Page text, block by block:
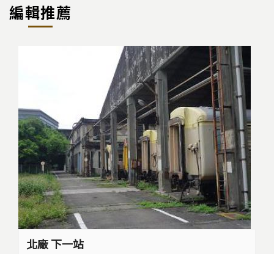
編輯推薦
北廠 下一站